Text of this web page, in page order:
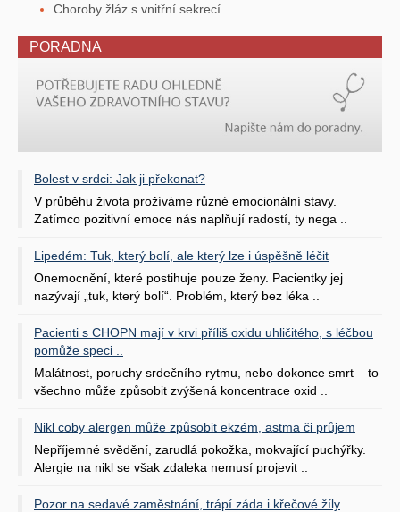
Choroby žláz s vnitřní sekrecí
PORADNA
Bolest v srdci: Jak ji překonat?
V průběhu života prožíváme různé emocionální stavy.
Zatímco pozitivní emoce nás naplňují radostí, ty nega ..
Lipedém: Tuk, který bolí, ale který lze i úspěšně léčit
Onemocnění, které postihuje pouze ženy. Pacientky jej
nazývají „tuk, který bolí“. Problém, který bez léka ..
Pacienti s CHOPN mají v krvi příliš oxidu uhličitého, s léčbou
pomůže speci ..
Malátnost, poruchy srdečního rytmu, nebo dokonce smrt – to
všechno může způsobit zvýšená koncentrace oxid ..
Nikl coby alergen může způsobit ekzém, astma či průjem
Nepříjemné svědění, zarudlá pokožka, mokvající puchýřky.
Alergie na nikl se však zdaleka nemusí projevit ..
Pozor na sedavé zaměstnání, trápí záda i křečové žíly